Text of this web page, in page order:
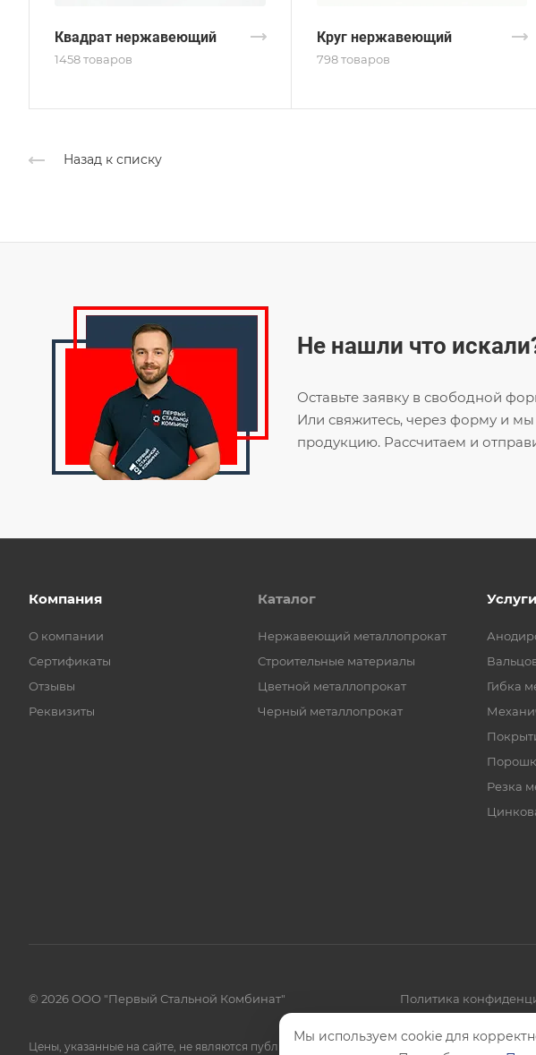
Квадрат нержавеющий
1458 товаров
Круг нержавеющий
798 товаров
Назад к списку
Не нашли что
Оставьте заявку в свободной
Или свяжитесь, через форму и
продукцию. Рассчитаем и
Компания
О компании
Сертификаты
Отзывы
Реквизиты
Каталог
Нержавеющий металлопрокат
Строительные материалы
Цветной металлопрокат
Черный металлопрокат
Услуги
Гибка
Резка
© 2026 ООО "Первый Стальной Комбинат" Политика
Цены, указанные на сайте, не являются публичной офертой.
Мы используем cookie для